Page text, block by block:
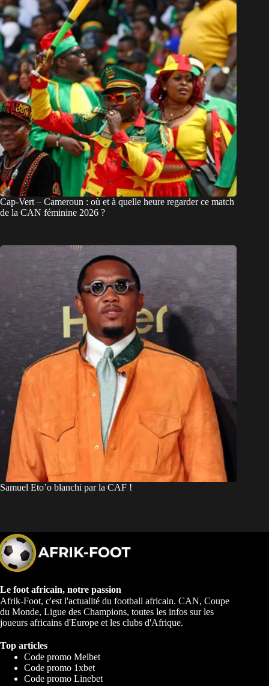
Cap-Vert – Cameroun : où et à quelle heure regarder ce match
de la CAN féminine 2026 ?
Samuel Eto’o blanchi par la CAF !
Le foot africain, notre passion
Afrik-Foot, c'est l'actualité du football africain. CAN, Coupe
du Monde, Ligue des Champions, toutes les infos sur les
joueurs africains d'Europe et les clubs d'Afrique.
Top articles
Code promo Melbet
Code promo 1xbet
Code promo Linebet